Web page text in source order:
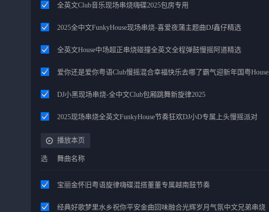
全英文Club音乐现场串烧嗨碟2025包房专用
2025全中文FunkyHouse现场串烧-喜爱夜蒲主题曲DJ鑫仔精选
全英文House中场超正串烧碰撞全英文全程弹鼓慢摇阿道精选
爱你还是爱你粤语Club慢摇混合幸福快乐去哪了霸气迎新年国粤House
DJ小黑现场串烧-全中文Club包厢跳舞新旋律2025
2025现场串烧全英文FunkyHouse节奏狂欢DJ小D专属上头慢摇派对
播放本页
选 舞曲名称
宝丽金怀旧粤语旋律嗨碟混搭董董专属越南鼓节奏
经典好歌梦里水乡祝你平安金曲回味融合光辉岁月气氛中文兄弟串烧